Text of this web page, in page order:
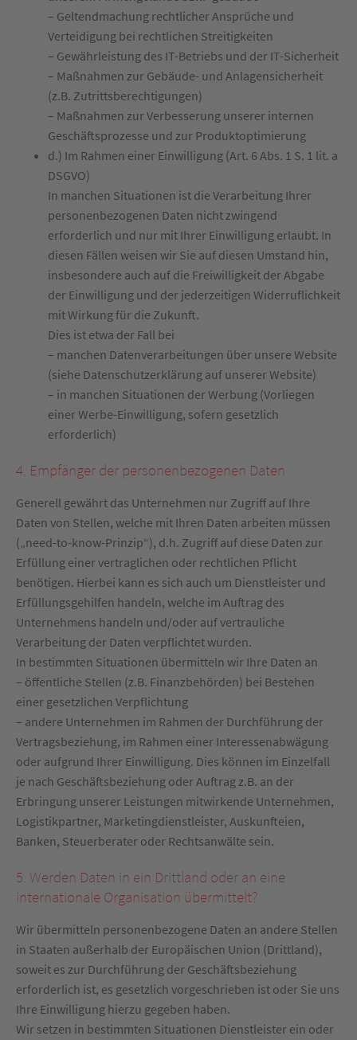
– Geltendmachung rechtlicher Ansprüche und
Verteidigung bei rechtlichen Streitigkeiten
– Gewährleistung des IT-Betriebs und der IT-Sicherheit
– Maßnahmen zur Gebäude- und Anlagensicherheit
(z.B. Zutrittsberechtigungen)
– Maßnahmen zur Verbesserung unserer internen
Geschäftsprozesse und zur Produktoptimierung
d.) Im Rahmen einer Einwilligung (Art. 6 Abs. 1 S. 1 lit. a
DSGVO)
In manchen Situationen ist die Verarbeitung Ihrer
personenbezogenen Daten nicht zwingend
erforderlich und nur mit Ihrer Einwilligung erlaubt. In
diesen Fällen weisen wir Sie auf diesen Umstand hin,
insbesondere auch auf die Freiwilligkeit der Abgabe
der Einwilligung und der jederzeitigen Widerruflichkeit
mit Wirkung für die Zukunft.
Dies ist etwa der Fall bei
– manchen Datenverarbeitungen über unsere Website
(siehe Datenschutzerklärung auf unserer Website)
– in manchen Situationen der Werbung (Vorliegen
einer Werbe-Einwilligung, sofern gesetzlich
erforderlich)
4. Empfänger der personenbezogenen Daten
Generell gewährt das Unternehmen nur Zugriff auf Ihre
Daten von Stellen, welche mit Ihren Daten arbeiten müssen
(„need-to-know-Prinzip“), d.h. Zugriff auf diese Daten zur
Erfüllung einer vertraglichen oder rechtlichen Pflicht
benötigen. Hierbei kann es sich auch um Dienstleister und
Erfüllungsgehilfen handeln, welche im Auftrag des
Unternehmens handeln und/oder auf vertrauliche
Verarbeitung der Daten verpflichtet wurden.
In bestimmten Situationen übermitteln wir Ihre Daten an
– öffentliche Stellen (z.B. Finanzbehörden) bei Bestehen
einer gesetzlichen Verpflichtung
– andere Unternehmen im Rahmen der Durchführung der
Vertragsbeziehung, im Rahmen einer Interessenabwägung
oder aufgrund Ihrer Einwilligung. Dies können im Einzelfall
je nach Geschäftsbeziehung oder Auftrag z.B. an der
Erbringung unserer Leistungen mitwirkende Unternehmen,
Logistikpartner, Marketingdienstleister, Auskunfteien,
Banken, Steuerberater oder Rechtsanwälte sein.
5. Werden Daten in ein Drittland oder an eine
internationale Organisation übermittelt?
Wir übermitteln personenbezogene Daten an andere Stellen
in Staaten außerhalb der Europäischen Union (Drittland),
soweit es zur Durchführung der Geschäftsbeziehung
erforderlich ist, es gesetzlich vorgeschrieben ist oder Sie uns
Ihre Einwilligung hierzu gegeben haben.
Wir setzen in bestimmten Situationen Dienstleister ein oder